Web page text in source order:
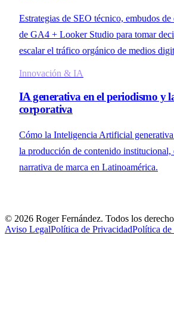
Estrategias de SEO técnico, embudos
de GA4 + Looker Studio para tomar
escalar el tráfico orgánico de medios
Innovación & IA
IA generativa en el periodismo y
corporativa
Cómo la Inteligencia Artificial
la producción de contenido
narrativa de marca en Latinoamérica.
© 2026 Roger Fernández. Todos los
Aviso LegalPolítica de PrivacidadPolítica de